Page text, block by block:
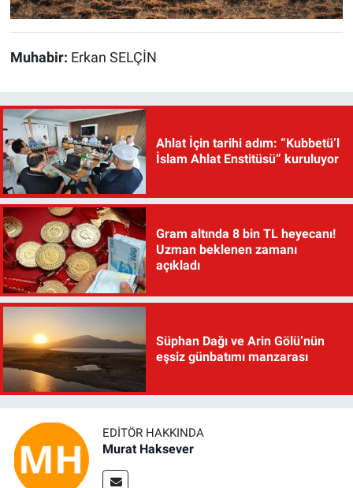
Muhabir: Erkan SELÇİN
Ahlat İçin tarihi adım: “Kubbetü’l
İslam Ahlat Enstitüsü” kuruluyor
Gram altında 8 bin TL heyecanı!
Uzman beklenen zamanı
açıkladı
Süphan Dağı ve Arin Gölü’nün
eşsiz günbatımı manzarası
EDITÖR HAKKINDA
Murat Haksever